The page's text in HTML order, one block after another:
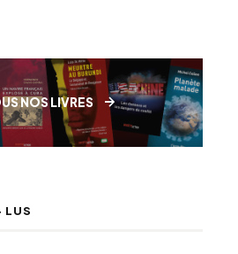
NOS LIVRES
LUS